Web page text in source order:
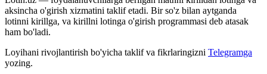
aksincha o'girish xizmatini taklif etadi. Bir so'z bilan aytganda
lotinni kirillga, va kirillni lotinga o'girish programmasi deb atasak
ham bo'ladi.
Loyihani rivojlantirish bo'yicha taklif va fikrlaringizni Telegramga
yozing.